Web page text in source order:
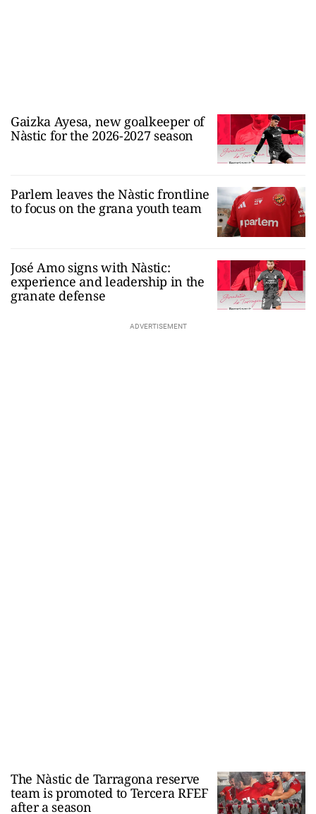
Gaizka Ayesa, new goalkeeper of
Nàstic for the 2026-2027 season
Parlem leaves the Nàstic frontline
to focus on the grana youth team
José Amo signs with Nàstic:
experience and leadership in the
granate defense
The Nàstic de Tarragona reserve
team is promoted to Tercera RFEF
after a season